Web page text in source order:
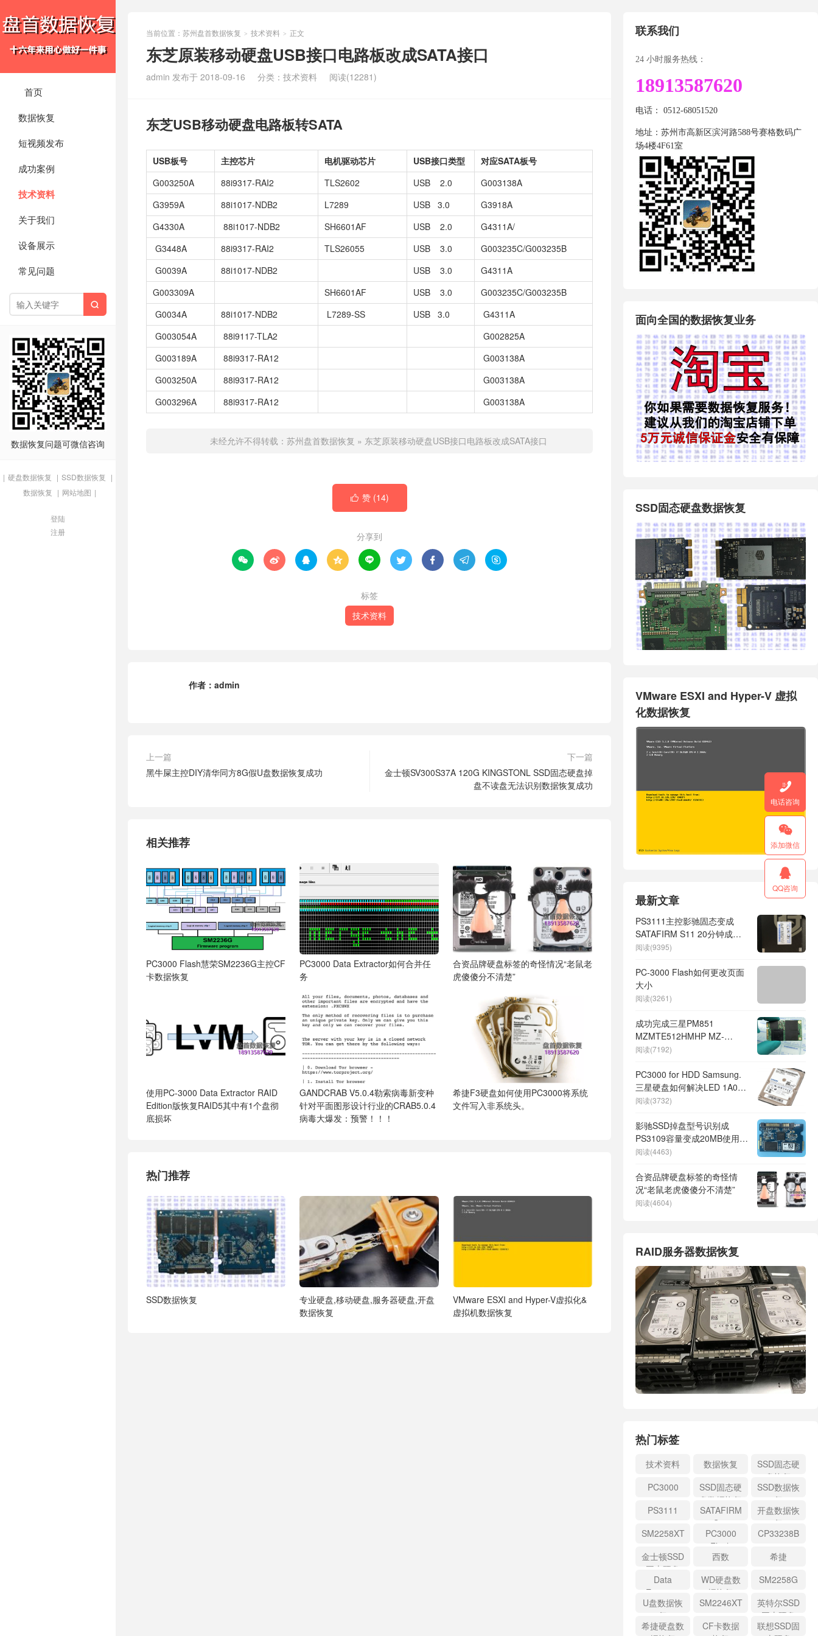
首页
数据恢复
短视频发布
成功案例
技术资料
关于我们
设备展示
常见问题

数据恢复问题可微信咨询
| 硬盘数据恢复 | SSD数据恢复 |
数据恢复 | 网站地图 |
登陆
注册
当前位置： 苏州盘首数据恢复 > 技术资料 > 正文
东芝原装移动硬盘USB接口电路板改成SATA接口
admin 发布于 2018-09-16 分类： 技术资料 阅读(12281)
东芝USB移动硬盘电路板转SATA
USB板号 主控芯片 电机驱动芯片 USB接口类型
对应SATA板号
G003250A
88i9317-RAI2 TLS2602 USB 2.0
G003138A
G3959A
88i1017-NDB2 L7289 USB 3.0
G3918A
G4330A
88i1017-NDB2 SH6601AF USB 2.0
G4311A/
G3448A
88i9317-RAI2 TLS26055 USB 3.0
G003235C/G003235B
G0039A
88i1017-NDB2 USB 3.0
G4311A
G003309A
SH6601AF USB 3.0
G003235C/G003235B
G0034A
88i1017-NDB2 L7289-SS USB 3.0
G4311A
G003054A
88i9117-TLA2
G002825A
G003189A
88i9317-RA12
G003138A
G003250A
88i9317-RA12
G003138A
G003296A
88i9317-RA12 G003138A
未经允许不得转载： 苏州盘首数据恢复 » 东芝原装移动硬盘USB接口电路板改成SATA接口
 赞 (14)
分享到
        
标签
技术资料
作者： admin
上一篇
黑牛屎主控DIY清华同方8G假U盘数据恢复成功
下一篇
金士顿SV300S37A 120G KINGSTONL SSD固态硬盘掉
盘不读盘无法识别数据恢复成功
相关推荐
PC3000 Flash慧荣SM2236G主控CF
卡数据恢复
PC3000 Data Extractor如何合并任
务
合资品牌硬盘标签的奇怪情况“老鼠老
虎傻傻分不清楚”
使用PC-3000 Data Extractor RAID
Edition版恢复RAID5其中有1个盘彻
底损坏
GANDCRAB V5.0.4勒索病毒新变种
针对平面图形设计行业的CRAB5.0.4
病毒大爆发：预警！！！
希捷F3硬盘如何使用PC3000将系统
文件写入非系统头。
热门推荐
SSD数据恢复
专业硬盘,移动硬盘,服务器硬盘,开盘
数据恢复
VMware ESXI and Hyper-V虚拟化&
虚拟机数据恢复
联系我们
24 小时服务热线：
18913587620
电话： 0512-68051520
地址：苏州市高新区滨河路588号赛格数码广
场4楼4F61室
面向全国的数据恢复业务
SSD固态硬盘数据恢复
VMware ESXI and Hyper-V 虚拟
化数据恢复
最新文章
PS3111主控影驰固态变成
SATAFIRM S11 20分钟成功
恢复出客户的重要数据
阅读(9395)
PC-3000 Flash如何更改页面
大小
阅读(3261)
成功完成三星PM851
MZMTE512HMHP MZ-
MTE5120突然断电导致掉盘
法识别数据恢复
阅读(7192)
PC3000 for HDD Samsung.
三星硬盘如何解决LED 1A04
错误，在磁头较弱的情况下获
阅读(3732)
影驰SSD掉盘型号识别成
PS3109容量变成20MB使用
PC3000 SSD成功恢复数据
阅读(4463)
合资品牌硬盘标签的奇怪情
况“老鼠老虎傻傻分不清楚”
阅读(4604)
RAID服务器数据恢复
热门标签
技术资料 数据恢复
SSD固态硬
盘恢复
PC3000
SSD固态硬
盘数据恢复
SSD数据恢
复
PS3111
SATAFIRM
S11
开盘数据恢
复
SM2258XT
PC3000
Flash
CP33238B
金士顿SSD
固态硬盘
西数
希捷
Data
Extractor
WD硬盘数
据恢复
SM2258G
U盘数据恢
复
SM2246XT
英特尔SSD
固态硬盘
希捷硬盘数
CF卡数据
联想SSD固

电话咨询

添加微信

QQ咨询